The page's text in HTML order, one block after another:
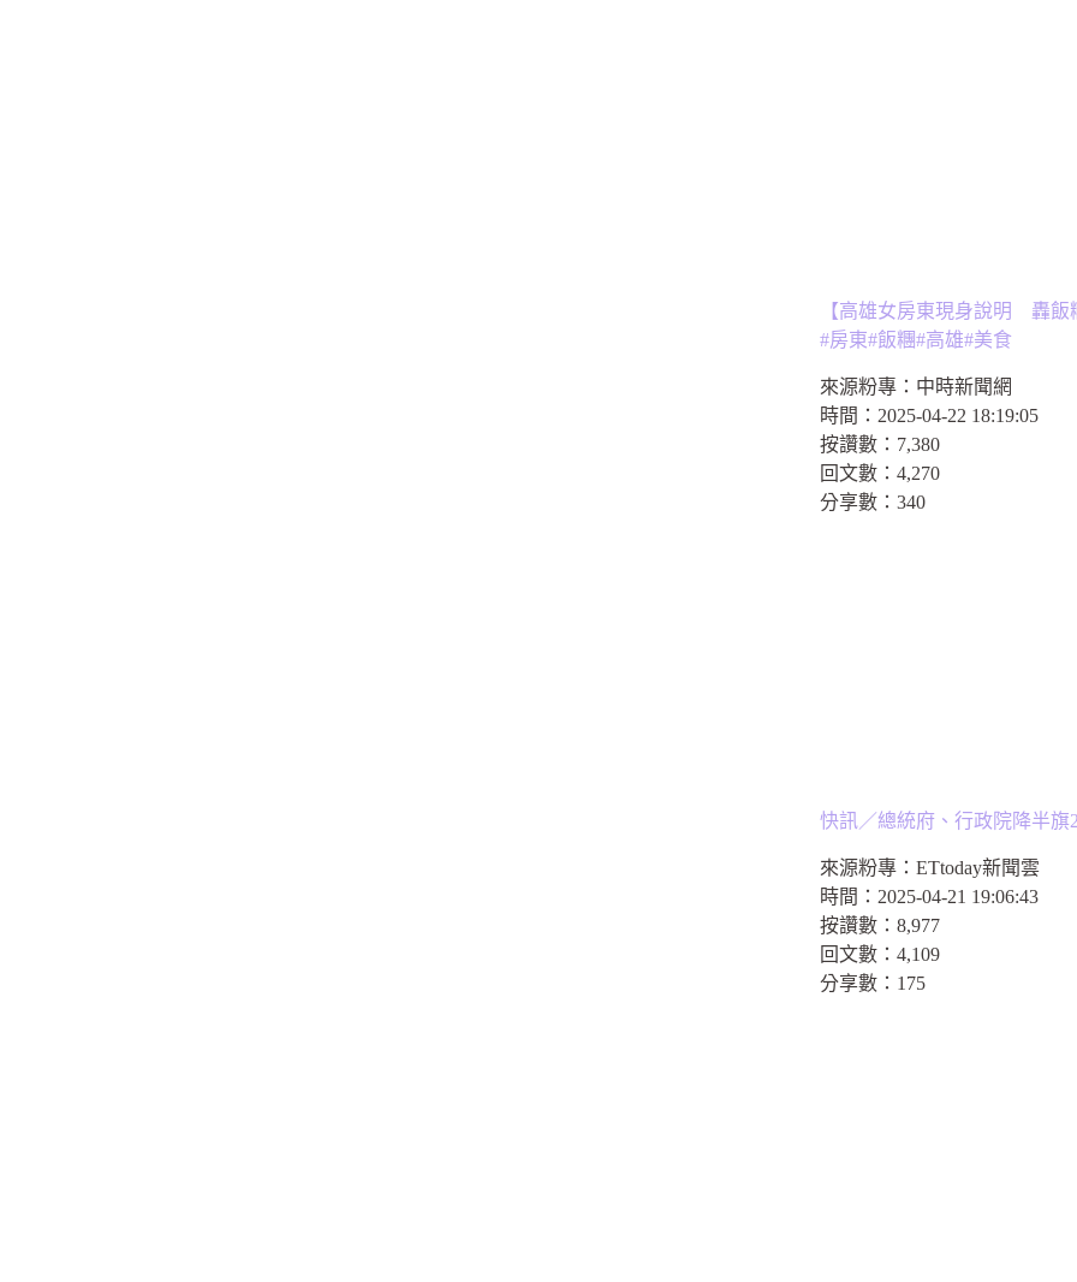
【高雄女房東現身說明 轟飯
#房東#飯糰#高雄#美食
來源粉專： 中時新聞網
時間： 2025-04-22 18:19:05
按讚數： 7,380
回文數： 4,270
分享數： 340
快訊／總統府、行政院降半旗
來源粉專： ETtoday新聞雲
時間： 2025-04-21 19:06:43
按讚數： 8,977
回文數： 4,109
分享數： 175